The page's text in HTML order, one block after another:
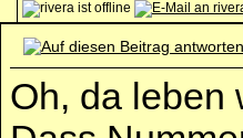
Oh, da leben